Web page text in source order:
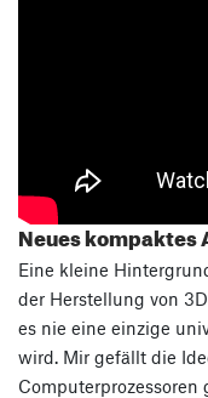
Neues
Eine kleine
der Herstellung von
es nie eine einzige
wird. Mir gefällt die